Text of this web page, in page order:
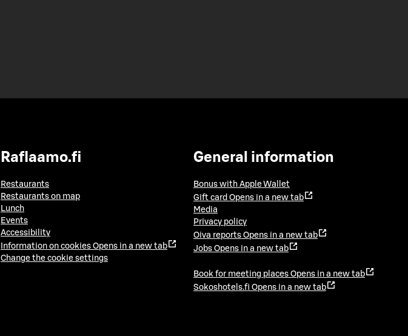
Raflaamo.fi
Restaurants
Restaurants on map
Lunch
Events
Accessibility
Information on cookies Opens in a new tab
Change the cookie settings
General information
Bonus with Apple Wallet
Gift card Opens in a new tab
Media
Privacy policy
Oiva reports Opens in a new tab
Jobs Opens in a new tab
Book for meeting places Opens in a new tab
Sokoshotels.fi Opens in a new tab